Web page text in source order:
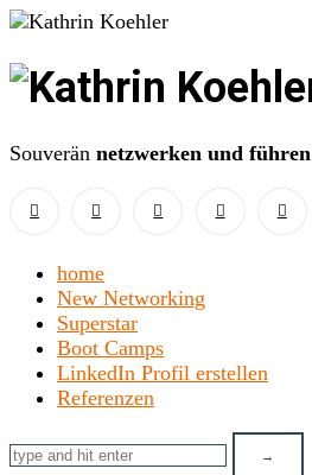
Kathrin
Koehler
Souverän netzwerken und führen
home
New Networking
Superstar
Boot Camps
LinkedIn Profil erstellen
Referenzen